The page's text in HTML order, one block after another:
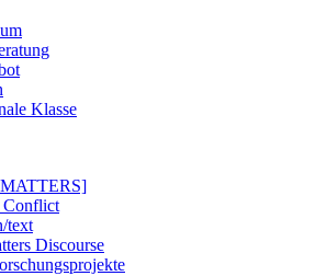
Klasse
Conflict
text
Discourse